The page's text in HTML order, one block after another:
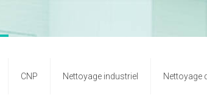
CNP Nettoyage industriel Nettoyage